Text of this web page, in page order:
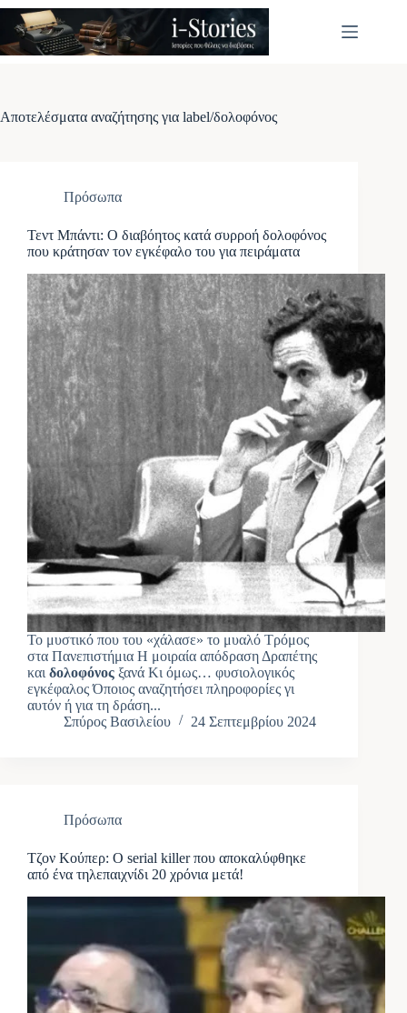
Μετάβαση
στο
περιεχόμενο
Αποτελέσματα αναζήτησης για label/δολοφόνος
Πρόσωπα
Τεντ Μπάντι: Ο διαβόητος κατά συρροή δολοφόνος
που κράτησαν τον εγκέφαλο του για πειράματα
Το μυστικό που του «χάλασε» το μυαλό Τρόμος
στα Πανεπιστήμια Η μοιραία απόδραση Δραπέτης
και δολοφόνος ξανά Κι όμως… φυσιολογικός
εγκέφαλος Όποιος αναζητήσει πληροφορίες γι
αυτόν ή για τη δράση...
Σπύρος Βασιλείου
24 Σεπτεμβρίου 2024
Πρόσωπα
Τζον Κούπερ: Ο serial killer που αποκαλύφθηκε
από ένα τηλεπαιχνίδι 20 χρόνια μετά!